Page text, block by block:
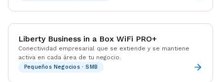
tu empresa necesita.
Liberty Business in a Box WiFi PRO+
Conectividad empresarial que se extiende y se mantiene
activa en cada área de tu negocio.
Pequeños Negocios · SMB